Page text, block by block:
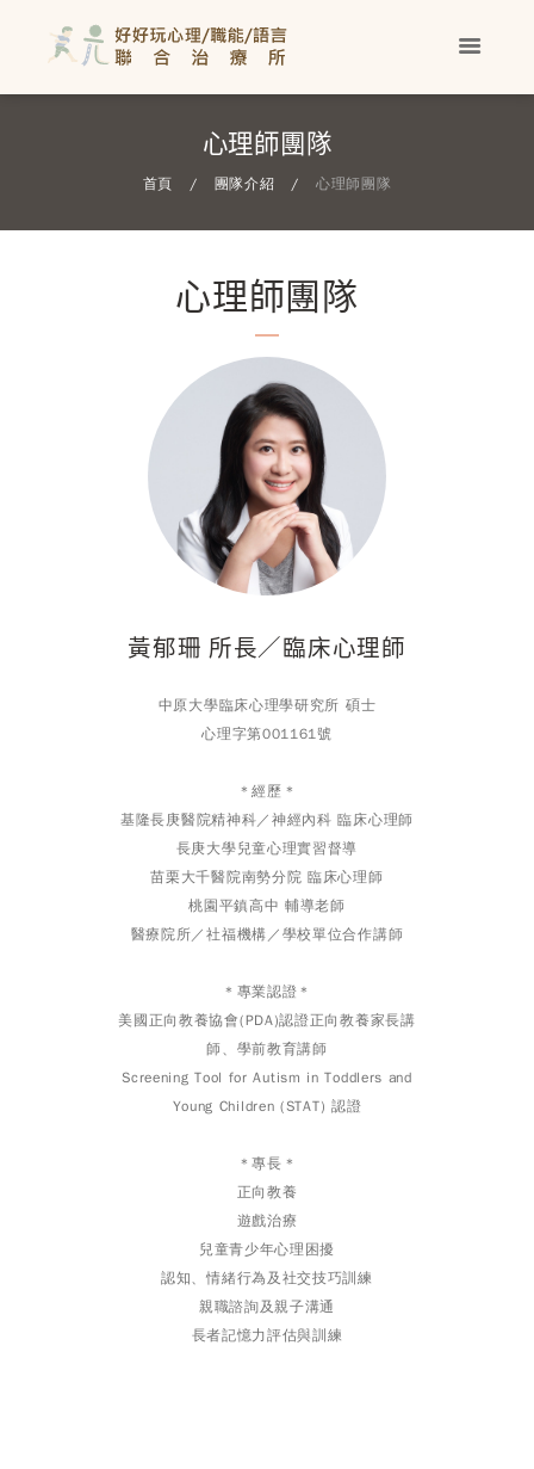
心理師團隊
首頁 團隊介紹 心理師團隊
心理師團隊
黃郁珊 所長／臨床心理師
中原大學臨床心理學研究所 碩士
心理字第001161號
＊經歷＊
基隆長庚醫院精神科／神經內科 臨床心理師
長庚大學兒童心理實習督導
苗栗大千醫院南勢分院 臨床心理師
桃園平鎮高中 輔導老師
醫療院所／社福機構／學校單位合作講師
＊專業認證＊
美國正向教養協會(PDA)認證正向教養家長講
師、學前教育講師
Screening Tool for Autism in Toddlers and
Young Children (STAT) 認證
＊專長＊
正向教養
遊戲治療
兒童青少年心理困擾
認知、情緒行為及社交技巧訓練
親職諮詢及親子溝通
長者記憶力評估與訓練